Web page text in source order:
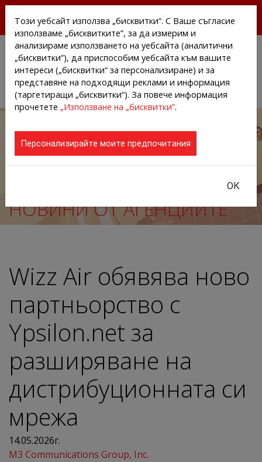
АГЕНЦИИТЕ И КОМПАНИИТЕ
НОВИНИ ОТ АГЕНЦИИТЕ
Wizz Air обявява ново
партньорство с
Ypsilon.net за
разширяване на
дистрибуционната си
мрежа
14.05.2026г.
M3 Communications Group, Inc.
Този уебсайт използва „бисквитки“. С Ваше съгласие
използваме „бисквитките”, за да измерим и
анализираме използването на уебсайта (аналитични
„бисквитки”), да приспособим уебсайта към вашите
интереси („бисквитки“ за персонализиране) и за
представяне на подходящи реклами и информация
(таргетиращи „бисквитки“). За повече информация
прочетете „Използване на „бисквитки”.
Персонализирайте моите предпочитания
ОК